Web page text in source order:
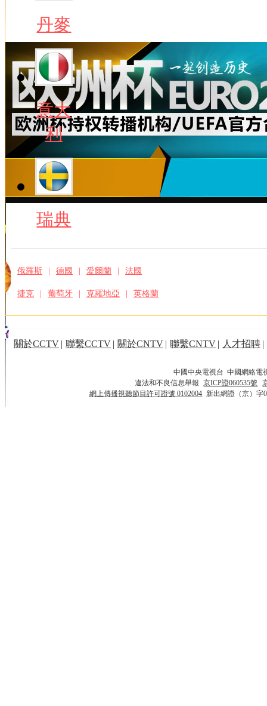
丹麥
意大
利
瑞典
俄羅斯 德國 愛爾蘭 法國
捷克 葡萄牙 克羅地亞 英格蘭
關於CCTV | 聯繫CCTV | 關於CNTV | 聯繫CNTV | 人才招聘 |
中國中央電視台 中國網絡電
違法和不良信息舉報 京ICP證060535號
網上傳播視聽節目許可證號 0102004 新出網證（京）字